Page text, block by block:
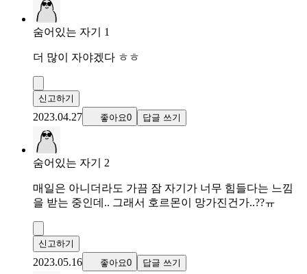
숨어있는 자기 1
더 많이 자야겠다 ㅎㅎ
신고하기
2023.04.27 좋아요0 답글 쓰기
숨어있는 자기 2
매일은 아니더라도 가끔 잠 자기가 너무 힘들다는 느낌
을 받는 중인데.. 그래서 호르몬이 망가진건가..??ㅠ
신고하기
2023.05.16 좋아요0 답글 쓰기